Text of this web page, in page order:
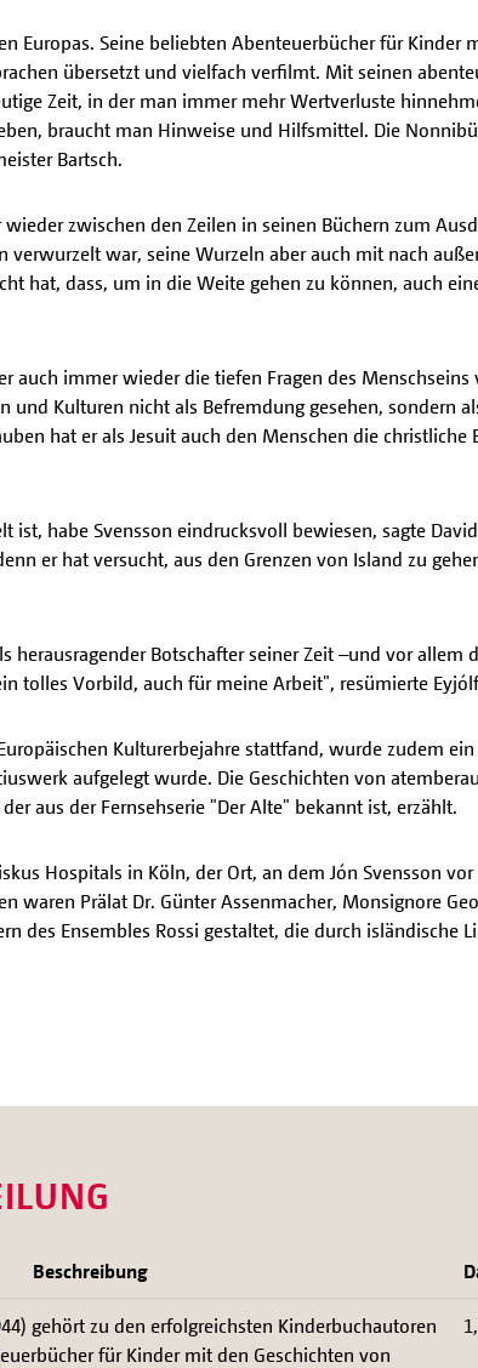
Europas. Seine beliebten Abenteuerbücher für Kinder
übersetzt und vielfach verfilmt. Mit seinen
Zeit, in der man immer mehr Wertverluste
braucht man Hinweise und Hilfsmittel. Die
Bartsch.
zwischen den Zeilen in seinen Büchern zum
war, seine Wurzeln aber auch mit nach
hat, dass, um in die Weite gehen zu können, auch
auch immer wieder die tiefen Fragen des
Kulturen nicht als Befremdung gesehen, sondern
hat er als Jesuit auch den Menschen die christliche
habe Svensson eindrucksvoll bewiesen, sagte
er hat versucht, aus den Grenzen von Island zu
herausragender Botschafter seiner Zeit –und vor allem
tolles Vorbild, auch für meine Arbeit", resümierte
Kulturerbejahre stattfand, wurde zudem
aufgelegt wurde. Die Geschichten von
aus der Fernsehserie "Der Alte" bekannt ist, erzählt.
Hospitals in Köln, der Ort, an dem Jón Svensson vor
waren Prälat Dr. Günter Assenmacher, Monsignore
des Ensembles Rossi gestaltet, die durch isländische
Beschreibung
gehört zu den erfolgreichsten Kinderbuchautoren
für Kinder mit den Geschichten von